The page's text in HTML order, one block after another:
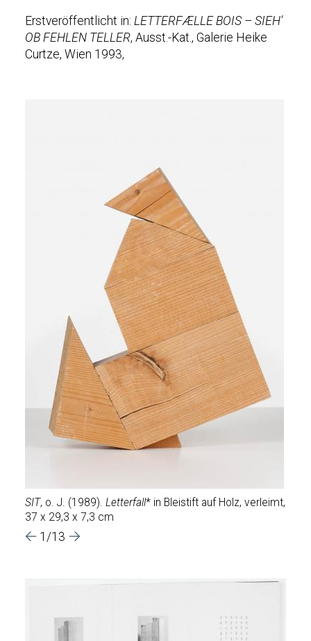
Erstveröffentlicht in: LETTERFÆLLE BOIS – SIEH’
OB FEHLEN TELLER, Ausst.-Kat., Galerie Heike
Curtze, Wien 1993,
SIT, o. J. (1989). Letterfall* in Bleistift auf Holz, verleimt,
37 x 29,3 x 7,3 cm
1/13